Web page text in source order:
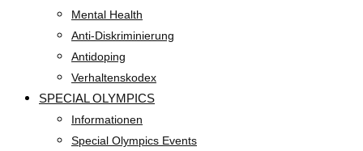
Mental Health
Anti-Diskriminierung
Antidoping
Verhaltenskodex
SPECIAL OLYMPICS
Informationen
Special Olympics Events